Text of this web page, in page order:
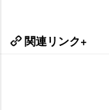
関連リンク+